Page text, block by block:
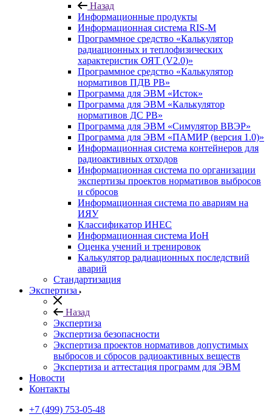
Назад
Информационные продукты
Информационная система RIS-M
Программное средство «Калькулятор
радиационных и теплофизических
характеристик ОЯТ (V2.0)»
Программное средство «Калькулятор
нормативов ПДВ РВ»
Программа для ЭВМ «Исток»
Программа для ЭВМ «Калькулятор
нормативов ДС РВ»
Программа для ЭВМ «Симулятор ВВЭР»
Программа для ЭВМ «ПАМИР (версия 1.0)»
Информационная система контейнеров для
радиоактивных отходов
Информационная система по организации
экспертизы проектов нормативов выбросов
и сбросов
Информационная система по авариям на
ИЯУ
Классификатор ИНЕС
Информационная система ИоН
Оценка учений и тренировок
Калькулятор радиационных последствий
аварий
Стандартизация
Экспертиза
Назад
Экспертиза
Экспертиза безопасности
Экспертиза проектов нормативов допустимых
выбросов и сбросов радиоактивных веществ
Экспертиза и аттестация программ для ЭВМ
Новости
Контакты
+7 (499) 753-05-48